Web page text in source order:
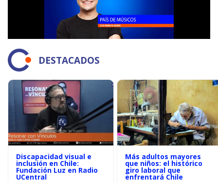
DESTACADOS
Discapacidad visual e
inclusión en Chile:
Fundación Luz en Radio
UCentral
Más adultos mayores
que niños: el histórico
giro laboral que
enfrentará Chile